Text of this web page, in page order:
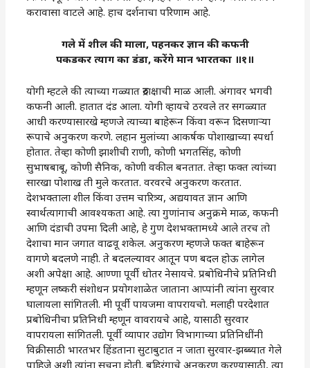
करावासा वाटले आहे. हाच दर्शनाचा परिणाम आहे.
गले में शील की माला, पहनकर ज्ञान की कफनी
पकडकर त्याग का डंडा, करेंगे मान भारतका ॥१॥
योगी म्हटले की त्याच्या गळ्यात रुद्राक्षाची माळ आली. अंगावर भगवी
कफनी आली. हातात दंड आला. योगी व्हायचे ठरवले तर सगळ्यात
आधी करण्यासारखे म्हणजे त्याच्या बाहेरून किंवा वरून दिसणाऱ्या
रूपाचे अनुकरण करणे. लहान मुलांच्या आकर्षक पोशाखाच्या स्पर्धा
होतात. तेव्हा कोणी झाशीची राणी, कोणी भगतसिंह, कोणी
सुभाषबाबू, कोणी सैनिक, कोणी वकील बनतात. तेव्हा फक्त त्यांच्या
सारखा पोशाख ती मुले करतात. वरवरचे अनुकरण करतात.
देशभक्ताला शील किंवा उत्तम चारित्र्य, अद्ययावत ज्ञान आणि
स्वार्थत्यागाची आवश्यकता आहे. त्या गुणांनाच अनुक्रमे माळ, कफनी
आणि दंडाची उपमा दिली आहे, हे गुण देशभक्तामध्ये आले तरच तो
देशाचा मान जगात वाढवू शकेल. अनुकरण म्हणजे फक्त बाहेरून
वागणे बदलणे नाही. ते बदलल्यावर आतून पण बदल होऊ लागेल
अशी अपेक्षा आहे. आण्णा पूर्वी धोतर नेसायचे. प्रबोधिनीचे प्रतिनिधी
म्हणून लष्करी संशोधन प्रयोगशाळेत जाताना आप्पांनी त्यांना सुरवार
घालायला सांगितली. मी पूर्वी पायजमा वापरायचो. मलाही परदेशात
प्रबोधिनीचा प्रतिनिधी म्हणून वावरायचे आहे, यासाठी सुरवार
वापरायला सांगितली. पूर्वी व्यापार उद्योग विभागाच्या प्रतिनिधींनी
विक्रीसाठी भारतभर हिंडताना सुटाबुटात न जाता सुरवार-झब्ब्यात गेले
पाहिजे अशी त्यांना सूचना होती. बहिरंगाचे अनुकरण करण्यासाठी, त्या